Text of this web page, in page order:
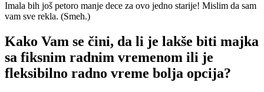
Imala bih još petoro manje dece za ovo jedno starije! Mislim da sam
vam sve rekla. (Smeh.)
Kako Vam se čini, da li je lakše biti majka
sa fiksnim radnim vremenom ili je
fleksibilno radno vreme bolja opcija?